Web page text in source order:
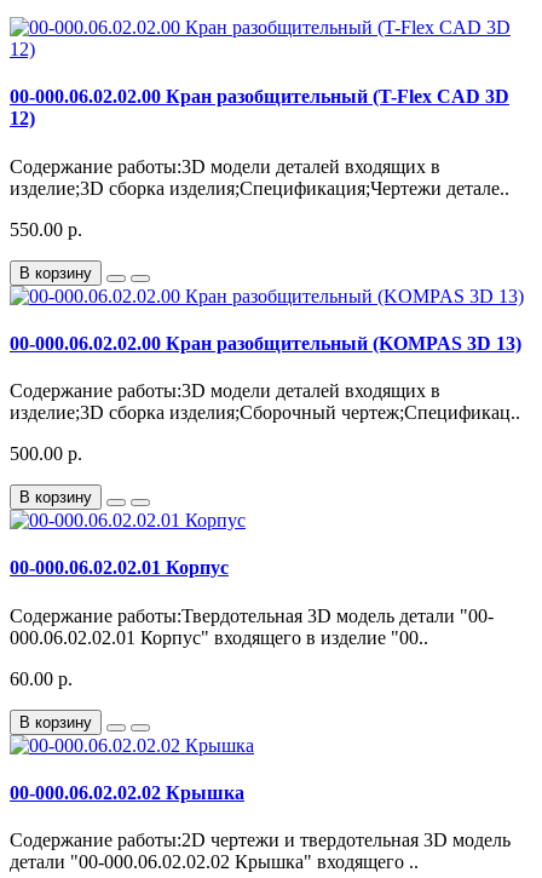
00-000.06.02.02.00 Кран разобщительный (T-Flex CAD 3D
12)
Содержание работы:3D модели деталей входящих в
изделие;3D сборка изделия;Спецификация;Чертежи детале..
550.00 р.
В корзину
00-000.06.02.02.00 Кран разобщительный (KOMPAS 3D 13)
Содержание работы:3D модели деталей входящих в
изделие;3D сборка изделия;Сборочный чертеж;Спецификац..
500.00 р.
В корзину
00-000.06.02.02.01 Корпус
Содержание работы:Твердотельная 3D модель детали "00-
000.06.02.02.01 Корпус" входящего в изделие "00..
60.00 р.
В корзину
00-000.06.02.02.02 Крышка
Содержание работы:2D чертежи и твердотельная 3D модель
детали "00-000.06.02.02.02 Крышка" входящего ..